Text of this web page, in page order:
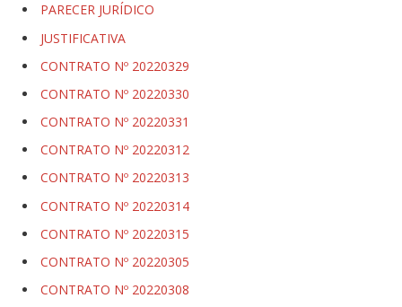
PARECER JURÍDICO
JUSTIFICATIVA
CONTRATO Nº 20220329
CONTRATO Nº 20220330
CONTRATO Nº 20220331
CONTRATO Nº 20220312
CONTRATO Nº 20220313
CONTRATO Nº 20220314
CONTRATO Nº 20220315
CONTRATO Nº 20220305
CONTRATO Nº 20220308